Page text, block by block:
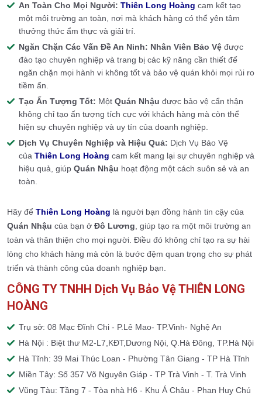
An Toàn Cho Mọi Người: Thiên Long Hoàng cam kết tạo
một môi trường an toàn, nơi mà khách hàng có thể yên tâm
thưởng thức ẩm thực và giải trí.
Ngăn Chặn Các Vấn Đề An Ninh: Nhân Viên Bảo Vệ được
đào tạo chuyên nghiệp và trang bị các kỹ năng cần thiết để
ngăn chặn mọi hành vi không tốt và bảo vệ quán khỏi mọi rủi ro
tiềm ẩn.
Tạo Ấn Tượng Tốt: Một Quán Nhậu được bảo vệ cẩn thận
không chỉ tạo ấn tượng tích cực với khách hàng mà còn thể
hiện sự chuyên nghiệp và uy tín của doanh nghiệp.
Dịch Vụ Chuyên Nghiệp và Hiệu Quả: Dịch Vụ Bảo Vệ
của Thiên Long Hoàng cam kết mang lại sự chuyên nghiệp và
hiệu quả, giúp Quán Nhậu hoạt động một cách suôn sẻ và an
toàn.
Hãy để Thiên Long Hoàng là người bạn đồng hành tin cậy của
Quán Nhậu của bạn ở Đô Lương , giúp tạo ra một môi trường an
toàn và thân thiện cho mọi người. Điều đó không chỉ tạo ra sự hài
lòng cho khách hàng mà còn là bước đệm quan trọng cho sự phát
triển và thành công của doanh nghiệp bạn.
CÔNG TY TNHH Dịch Vụ Bảo Vệ THIÊN LONG
HOÀNG
Trụ sở: 08 Mạc Đĩnh Chi - P.Lê Mao- TP.Vinh- Nghệ An
Hà Nội : Biệt thư M2-L7,KĐT,Dương Nội, Q.Hà Đông, TP.Hà Nội
Hà Tĩnh: 39 Mai Thúc Loan - Phường Tân Giang - TP Hà Tĩnh
Miền Tây: Số 357 Võ Nguyên Giáp - TP Trà Vinh - T. Trà Vinh
Vũng Tàu: Tầng 7 - Tòa nhà H6 - Khu Á Châu - Phan Huy Chú